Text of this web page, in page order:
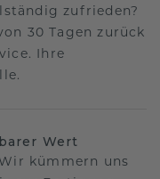
zufrieden?
30 Tagen zurück
Ihre
Wert
kümmern uns